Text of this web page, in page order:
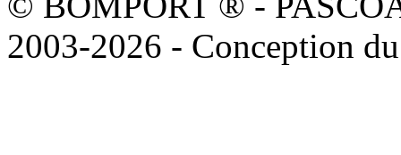
2003-2026 - Conception